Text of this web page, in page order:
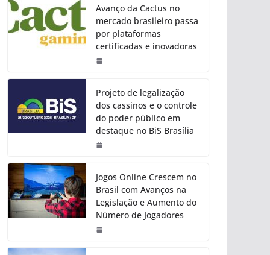
Avanço da Cactus no
mercado brasileiro passa
por plataformas
certificadas e inovadoras
Projeto de legalização
dos cassinos e o controle
do poder público em
destaque no BiS Brasília
Jogos Online Crescem no
Brasil com Avanços na
Legislação e Aumento do
Número de Jogadores